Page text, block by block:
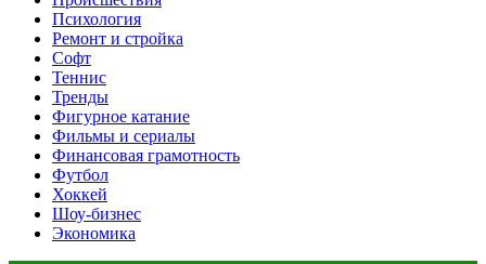
Психология
Ремонт и стройка
Софт
Теннис
Тренды
Фигурное катание
Фильмы и сериалы
Финансовая грамотность
Футбол
Хоккей
Шоу-бизнес
Экономика